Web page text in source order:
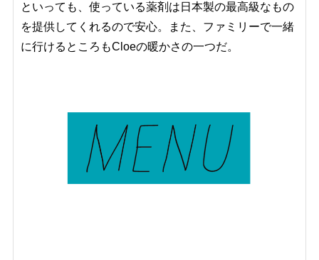
といっても、使っている薬剤は日本製の最高級なもの
を提供してくれるので安心。また、ファミリーで一緒
に行けるところもCloeの暖かさの一つだ。